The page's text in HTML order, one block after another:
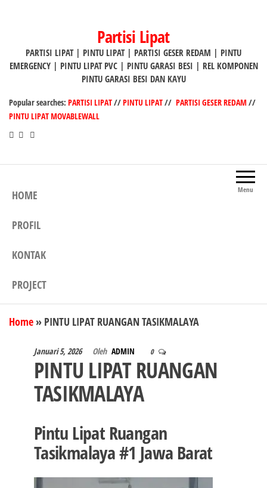
Partisi Lipat
PARTISI LIPAT | PINTU LIPAT | PARTISI GESER REDAM | PINTU
EMERGENCY | PINTU LIPAT PVC | PINTU GARASI BESI | REL KOMPONEN
PINTU GARASI BESI DAN KAYU
Popular searches: PARTISI LIPAT//PINTU LIPAT// PARTISI GESER REDAM//
PINTU LIPAT MOVABLEWALL
Menu
HOME
PROFIL
KONTAK
PROJECT
Home » PINTU LIPAT RUANGAN TASIKMALAYA
Januari 5, 2026 Oleh ADMIN 0
PINTU LIPAT RUANGAN
TASIKMALAYA
Pintu Lipat Ruangan
Tasikmalaya #1 Jawa Barat